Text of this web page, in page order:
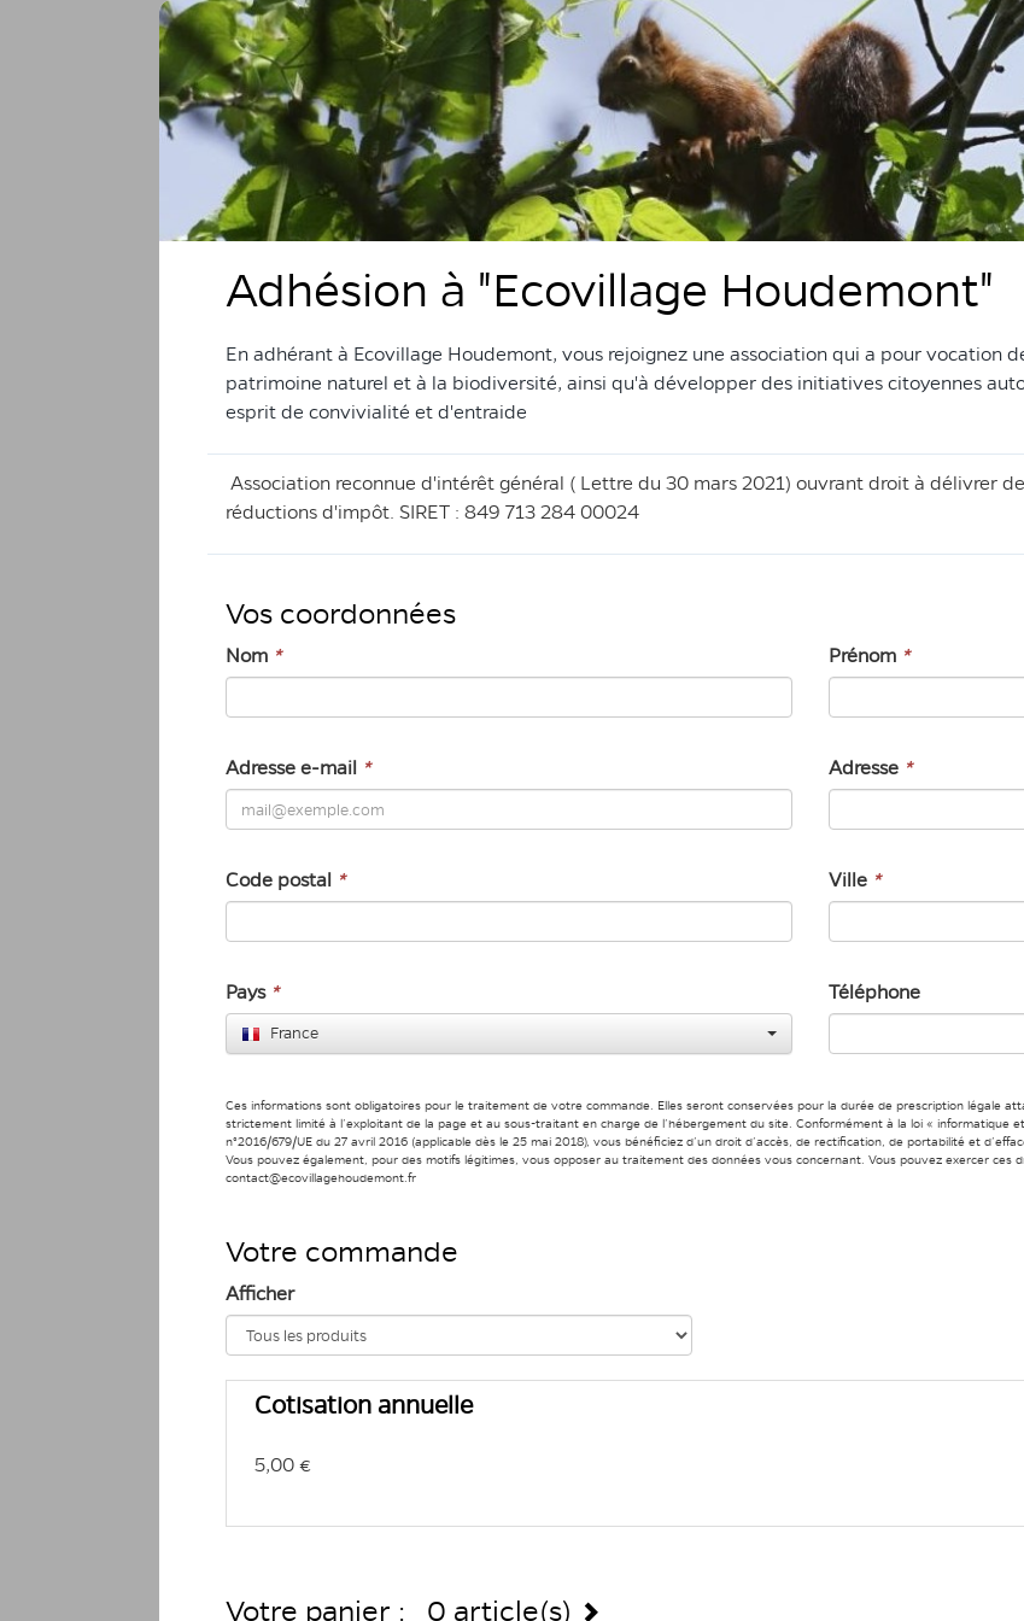
Adhésion à "Ecovillage Houdemont"
En adhérant à Ecovillage Houdemont, vous rejoignez une association qui a pour vocation
patrimoine naturel et à la biodiversité, ainsi qu'à développer des initiatives citoyennes
esprit de convivialité et d'entraide
Association reconnue d'intérêt général ( Lettre du 30 mars 2021) ouvrant droit à délivrer
réductions d'impôt. SIRET : 849 713 284 00024
Vos coordonnées
Nom * Prénom *
Adresse e-mail * Adresse *
Code postal * Ville *
Pays *
France
Téléphone
Ces informations sont obligatoires pour le traitement de votre commande. Elles seront conservées pour la durée de prescription légale
strictement limité à l’exploitant de la page et au sous-traitant en charge de l’hébergement du site. Conformément à la loi « informatique
n°2016/679/UE du 27 avril 2016 (applicable dès le 25 mai 2018), vous bénéficiez d’un droit d’accès, de rectification, de portabilité et
Vous pouvez également, pour des motifs légitimes, vous opposer au traitement des données vous concernant. Vous pouvez exercer
contact@ecovillagehoudemont.fr
Votre commande
Afficher
Cotisation annuelle
5,00 €
Votre panier : 0 article(s)